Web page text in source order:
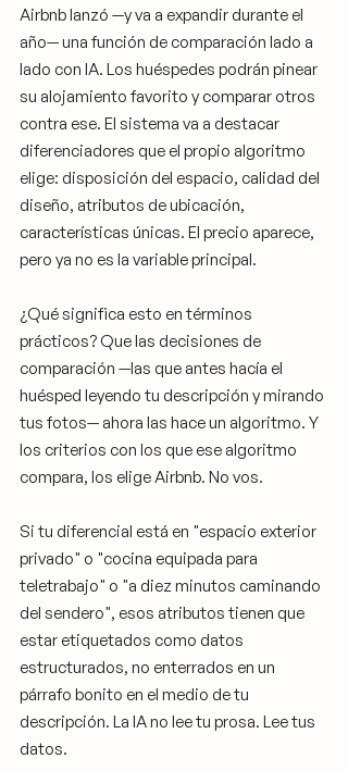
Airbnb lanzó —y va a expandir durante el
año— una función de comparación lado a
lado con IA. Los huéspedes podrán pinear
su alojamiento favorito y comparar otros
contra ese. El sistema va a destacar
diferenciadores que el propio algoritmo
elige: disposición del espacio, calidad del
diseño, atributos de ubicación,
características únicas. El precio aparece,
pero ya no es la variable principal.
¿Qué significa esto en términos
prácticos? Que las decisiones de
comparación —las que antes hacía el
huésped leyendo tu descripción y mirando
tus fotos— ahora las hace un algoritmo. Y
los criterios con los que ese algoritmo
compara, los elige Airbnb. No vos.
Si tu diferencial está en "espacio exterior
privado" o "cocina equipada para
teletrabajo" o "a diez minutos caminando
del sendero", esos atributos tienen que
estar etiquetados como datos
estructurados, no enterrados en un
párrafo bonito en el medio de tu
descripción. La IA no lee tu prosa. Lee tus
datos.